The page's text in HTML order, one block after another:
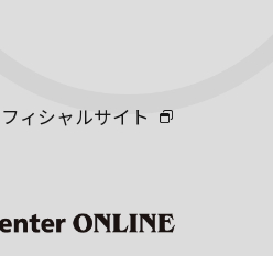
ィシャルサイト